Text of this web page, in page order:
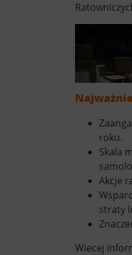
roku.
Skala
Akcje
straty
Wiecej